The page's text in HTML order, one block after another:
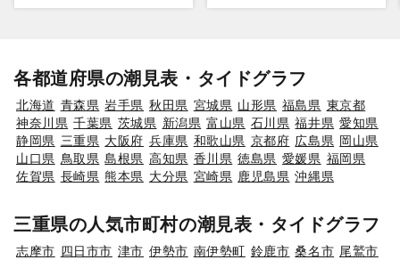
各都道府県の潮見表・タイドグラフ
北海道 青森県 岩手県 秋田県 宮城県 山形県 福島県 東京都
神奈川県 千葉県 茨城県 新潟県 富山県 石川県 福井県 愛知県
静岡県 三重県 大阪府 兵庫県 和歌山県 京都府 広島県 岡山県
山口県 鳥取県 島根県 高知県 香川県 徳島県 愛媛県 福岡県
佐賀県 長崎県 熊本県 大分県 宮崎県 鹿児島県 沖縄県
三重県の人気市町村の潮見表・タイドグラフ
志摩市 四日市市 津市 伊勢市 南伊勢町 鈴鹿市 桑名市 尾鷲市